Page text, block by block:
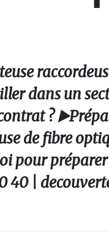
dans un
?
de fibre
pour préparer
40 |